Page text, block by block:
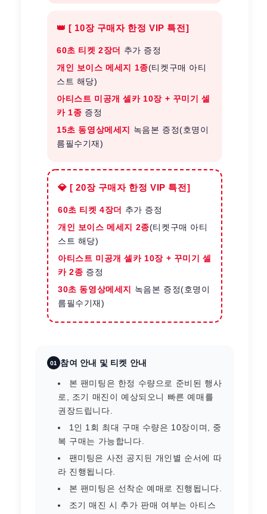
👑 [ 10장 구매자 한정 VIP 특전]
60초 티켓 2장더
추가 증정
개인 보이스 메세지 1종(티켓구매 아티
스트 해당)
아티스트 미공개 셀카 10장 + 꾸미기 셀
카 1종 증정
15초 동영상메세지
녹음본 증정(호명이
름필수기재)
💎 [ 20장 구매자 한정 VIP 특전]
60초 티켓 4장더
추가 증정
개인 보이스 메세지 2종(티켓구매 아티
스트 해당)
아티스트 미공개 셀카 10장 + 꾸미기 셀
카 2종 증정
30초 동영상메세지
녹음본 증정(호명이
름필수기재)
01 참여 안내 및 티켓 안내
본 팬미팅은 한정 수량으로 준비된 행사
로, 조기 매진이 예상되오니 빠른 예매를
권장드립니다.
1인 1회 최대 구매 수량은 10장이며, 중
복 구매는 가능합니다.
팬미팅은 사전 공지된 개인별 순서에 따
라 진행됩니다.
본 팬미팅은 선착순 예매로 진행됩니다.
조기 매진 시 추가 판매 여부는 아티스